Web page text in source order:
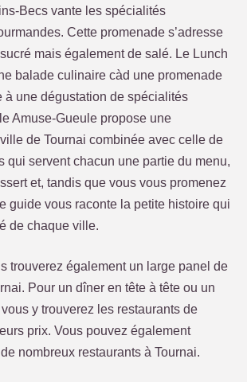
Becs vante les spécialités
Cette promenade s’adresse
mais également de salé. Le Lunch
balade culinaire càd une promenade
à une dégustation de spécialités
Amuse-Gueule propose une
de Tournai combinée avec celle de
qui servent chacun une partie du menu,
et, tandis que vous vous promenez
guide vous raconte la petite histoire qui
de chaque ville.
trouverez également un large panel de
Pour un dîner en tête à tête ou un
y trouverez les restaurants de
prix. Vous pouvez également
nombreux restaurants à Tournai.